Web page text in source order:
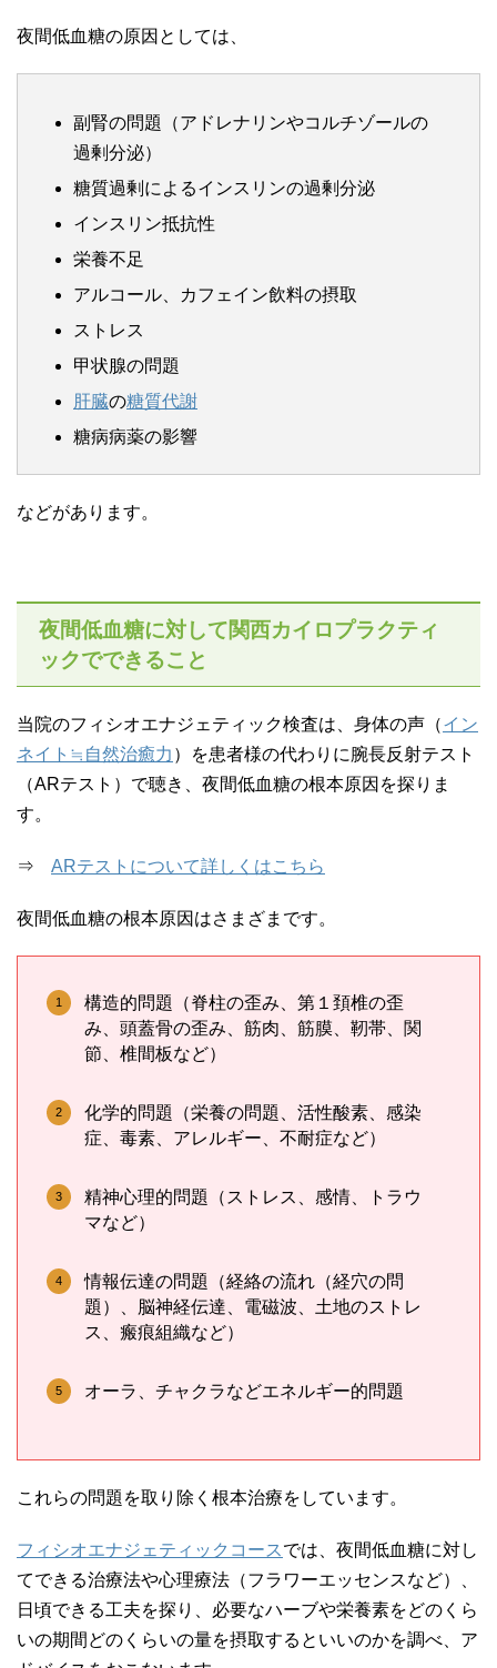
夜間低血糖の原因としては、
副腎の問題（アドレナリンやコルチゾールの
過剰分泌）
糖質過剰によるインスリンの過剰分泌
インスリン抵抗性
栄養不足
アルコール、カフェイン飲料の摂取
ストレス
甲状腺の問題
肝臓の糖質代謝
糖病病薬の影響
などがあります。
夜間低血糖に対して関西カイロプラクティ
ックでできること
当院のフィシオエナジェティック検査は、身体の声（イン
ネイト≒自然治癒力 ）を患者様の代わりに腕長反射テスト
（ARテスト）で聴き、夜間低血糖の根本原因を探りま
す。
⇒ ARテストについて詳しくはこちら
夜間低血糖の根本原因はさまざまです。
構造的問題（脊柱の歪み、第１頚椎の歪
み、頭蓋骨の歪み、筋肉、筋膜、靭帯、関
節、椎間板など）
化学的問題（栄養の問題、活性酸素、感染
症、毒素、アレルギー、不耐症など）
精神心理的問題（ストレス、感情、トラウ
マなど）
情報伝達の問題（経絡の流れ（経穴の問
題）、脳神経伝達、電磁波、土地のストレ
ス、瘢痕組織など）
オーラ、チャクラなどエネルギー的問題
これらの問題を取り除く根本治療をしています。
フィシオエナジェティックコース では、夜間低血糖に対し
てできる治療法や心理療法（フラワーエッセンスなど）、
日頃できる工夫を探り、必要なハーブや栄養素をどのくら
いの期間どのくらいの量を摂取するといいのかを調べ、ア